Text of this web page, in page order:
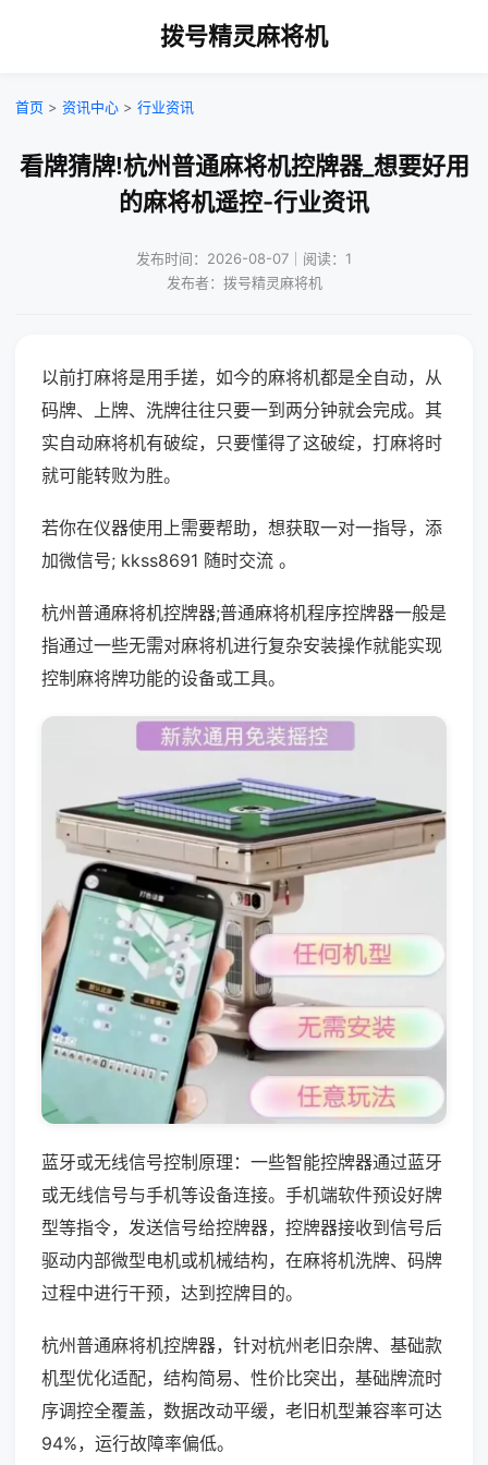
拨号精灵麻将机
首页 > 资讯中心 > 行业资讯
看牌猜牌!杭州普通麻将机控牌器_想要好用
的麻将机遥控-行业资讯
发布时间：2026-08-07｜阅读：1
发布者：拨号精灵麻将机
以前打麻将是用手搓，如今的麻将机都是全自动，从
码牌、上牌、洗牌往往只要一到两分钟就会完成。其
实自动麻将机有破绽，只要懂得了这破绽，打麻将时
就可能转败为胜。
若你在仪器使用上需要帮助，想获取一对一指导，添
加微信号; kkss8691 随时交流 。
杭州普通麻将机控牌器;普通麻将机程序控牌器一般是
指通过一些无需对麻将机进行复杂安装操作就能实现
控制麻将牌功能的设备或工具。
蓝牙或无线信号控制原理：一些智能控牌器通过蓝牙
或无线信号与手机等设备连接。手机端软件预设好牌
型等指令，发送信号给控牌器，控牌器接收到信号后
驱动内部微型电机或机械结构，在麻将机洗牌、码牌
过程中进行干预，达到控牌目的。
杭州普通麻将机控牌器，针对杭州老旧杂牌、基础款
机型优化适配，结构简易、性价比突出，基础牌流时
序调控全覆盖，数据改动平缓，老旧机型兼容率可达
94%，运行故障率偏低。